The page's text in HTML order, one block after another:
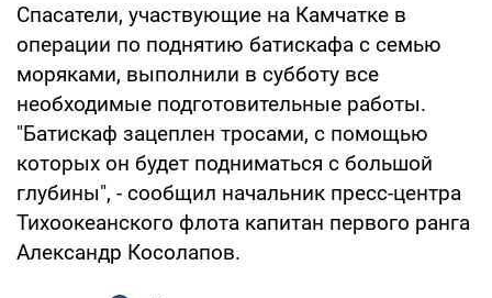
Спасатели, участвующие на Камчатке в
операции по поднятию батискафа с семью
моряками, выполнили в субботу все
необходимые подготовительные работы.
"Батискаф зацеплен тросами, с помощью
которых он будет подниматься с большой
глубины", - сообщил начальник пресс-центра
Тихоокеанского флота капитан первого ранга
Александр Косолапов.